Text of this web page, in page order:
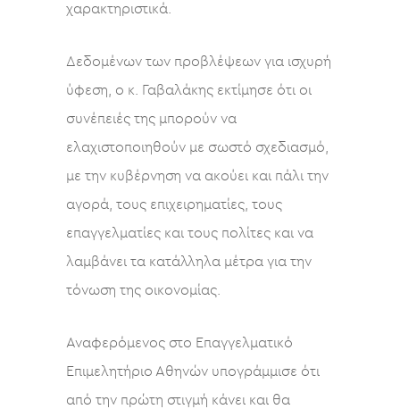
χαρακτηριστικά.
Δεδομένων των προβλέψεων για ισχυρή
ύφεση, ο κ. Γαβαλάκης εκτίμησε ότι οι
συνέπειές της μπορούν να
ελαχιστοποιηθούν με σωστό σχεδιασμό,
με την κυβέρνηση να ακούει και πάλι την
αγορά, τους επιχειρηματίες, τους
επαγγελματίες και τους πολίτες και να
λαμβάνει τα κατάλληλα μέτρα για την
τόνωση της οικονομίας.
Αναφερόμενος στο Επαγγελματικό
Επιμελητήριο Αθηνών υπογράμμισε ότι
από την πρώτη στιγμή κάνει και θα